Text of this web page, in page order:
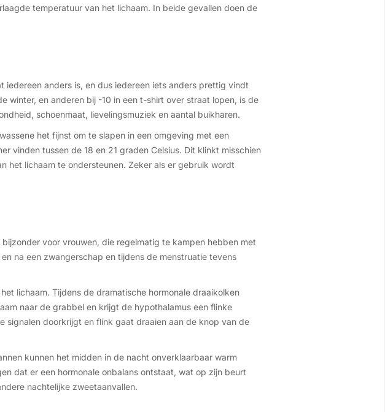
temperatuur van het lichaam. In beide gevallen doen de
anders is, en dus iedereen iets anders prettig vindt
winter, en anderen bij -10 in een t-shirt over straat lopen, is de
schoenmaat, lievelingsmuziek en aantal buikharen.
het fijnst om te slapen in een omgeving met een
vinden tussen de 18 en 21 graden Celsius. Dit klinkt misschien
het lichaam te ondersteunen. Zeker als er gebruik wordt
voor vrouwen, die regelmatig te kampen hebben met
na een zwangerschap en tijdens de menstruatie tevens
lichaam. Tijdens de dramatische hormonale draaikolken
naar de grabbel en krijgt de hypothalamus een flinke
doorkrijgt en flink gaat draaien aan de knop van de
kunnen het midden in de nacht onverklaarbaar warm
dat er een hormonale onbalans ontstaat, wat op zijn beurt
nachtelijke zweetaanvallen.